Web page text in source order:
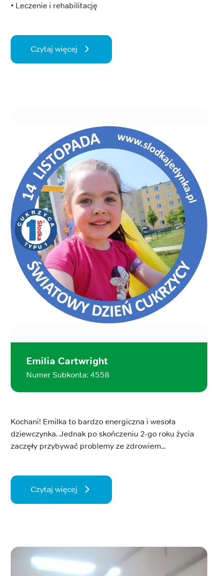
• Leczenie i rehabilitację
Czytaj więcej
Emilia Cartwright
Numer Subkonta: 4558
Kochani! Emilka to bardzo energiczna i wesoła
dziewczynka. Jednak po skończeniu 2-go roku życia
zaczęły przybywać problemy ze zdrowiem...
Czytaj więcej